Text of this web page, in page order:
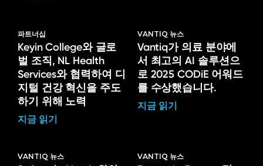
파트너십
Keyin College와 글로
벌 조직, NL Health
Services와 협력하여 디
지털 건강 혁신을 주도
하기 위해 노력
지금 읽기
VANTIQ 뉴스
Vantiq가 의료 분야에
서 최고의 AI 솔루션으
로 2025 CODiE 어워드
를 수상했습니다.
지금 읽기
VANTIQ 뉴스 VANTIQ 뉴스